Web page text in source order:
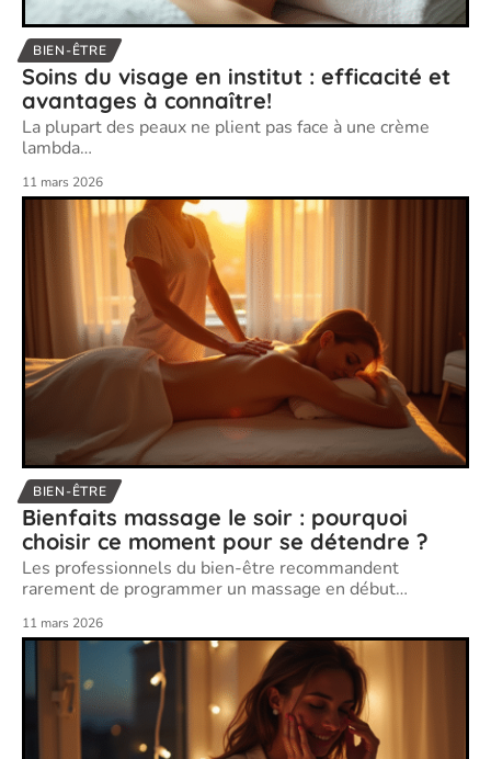
BIEN-ÊTRE
Soins du visage en institut : efficacité et
avantages à connaître!
La plupart des peaux ne plient pas face à une crème
lambda…
11 mars 2026
BIEN-ÊTRE
Bienfaits massage le soir : pourquoi
choisir ce moment pour se détendre ?
Les professionnels du bien-être recommandent
rarement de programmer un massage en début…
11 mars 2026